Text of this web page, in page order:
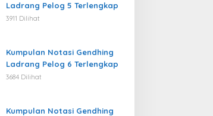
Ladrang Pelog 5 Terlengkap
3911 Dilihat
Kumpulan Notasi Gendhing
Ladrang Pelog 6 Terlengkap
3684 Dilihat
Kumpulan Notasi Gendhing